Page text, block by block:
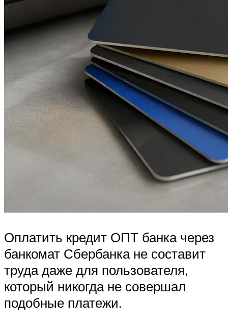
Оплатить кредит ОПТ банка через
банкомат Сбербанка не составит
труда даже для пользователя,
который никогда не совершал
подобные платежи.